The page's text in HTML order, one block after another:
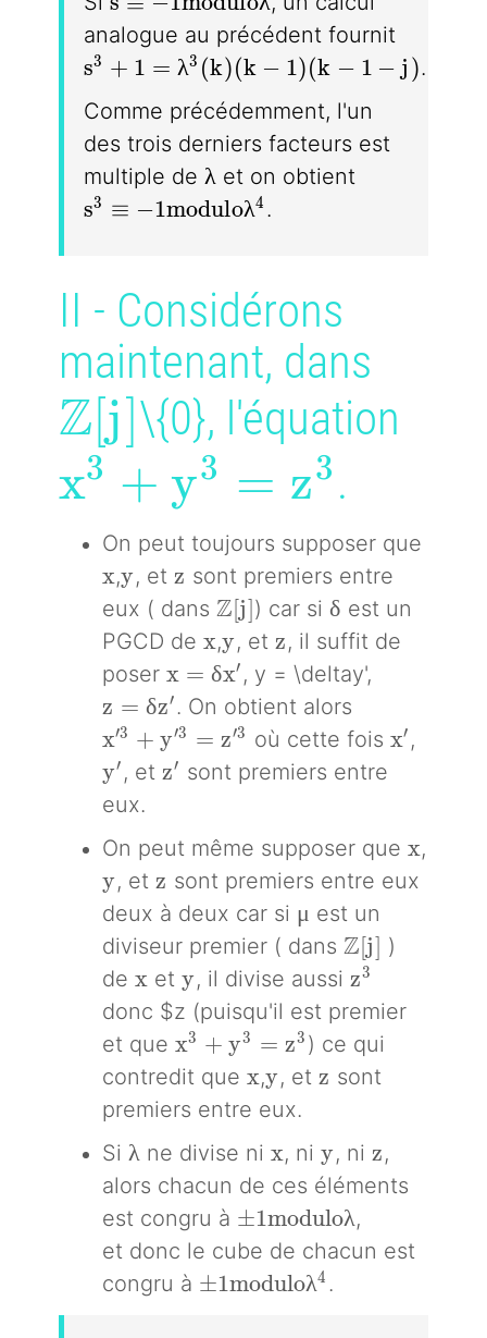
analogue au précédent fournit
s^3 + 1 = \lambda^3(k)(k-1)(k-1-j)
s3 + 1 = λ3 (k)(k − 1)(k − 1 − j).
Comme précédemment, l'un
des trois derniers facteurs est
multiple de \lambda
λ et on obtient
s^3 \equiv -1modulo\lambda^4
s3 ≡ −1moduloλ4 .
II - Considérons
maintenant, dans
\mathbb{Z}[j]
Z[j]\{0}, l'équation
x^3 + y^3 = z^3
x3 + y3 = z3 .
On peut toujours supposer que
x
x,y
y, et z
z sont premiers entre
eux ( dans \mathbb{Z}[j]
Z[j]) car si\delta
δ est un
PGCD de x
x,y
y, et z
z, il suffit de
poser x=\delta x'
x = δx′ , y = \deltay',
z = \delta z'
z = δz′. On obtient alors
x'^3 + y'^3 = z'^3
x′3 + y′3 = z′3 où cette fois x'
x′ ,
y'
y′ , et z'
z′ sont premiers entre
eux.
On peut même supposer que x
x,
y
y, et z
z sont premiers entre eux
deux à deux car si \mu
μ est un
diviseur premier ( dans Z[j] )
de x
x et y
y, il divise aussi z^3
z3
donc $z (puisqu'il est premier
et que x^3 + y^3 = z^3
x3 + y3 = z3 ) ce qui
contredit que x
x,y
y, et z
z sont
premiers entre eux.
Si \lambda
λ ne divise ni x
x, ni y
y, ni z
z,
alors chacun de ces éléments
est congru à \pm 1 modulo\lambda
±1moduloλ,
et donc le cube de chacun est
congru à \pm 1 modulo\lambda^4
±1moduloλ4 .